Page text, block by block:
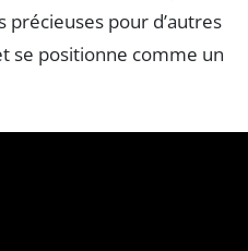
pour d’autres
se positionne comme un